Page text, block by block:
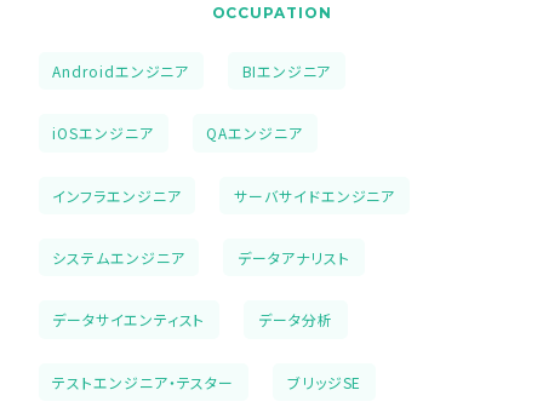
OCCUPATION
Androidエンジニア BIエンジニア
iOSエンジニア QAエンジニア
インフラエンジニア サーバサイドエンジニア
システムエンジニア データアナリスト
データサイエンティスト データ分析
テストエンジニア・テスター ブリッジSE